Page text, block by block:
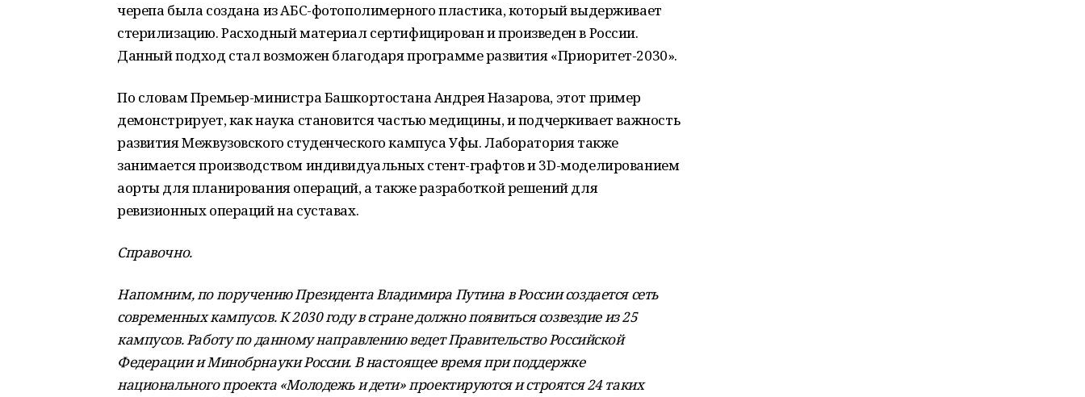
черепа была создана из АБС-фотополимерного пластика, который выдерживает
стерилизацию. Расходный материал сертифицирован и произведен в России.
Данный подход стал возможен благодаря программе развития «Приоритет-2030».
По словам Премьер-министра Башкортостана Андрея Назарова, этот пример
демонстрирует, как наука становится частью медицины, и подчеркивает важность
развития Межвузовского студенческого кампуса Уфы. Лаборатория также
занимается производством индивидуальных стент-графтов и 3D-моделированием
аорты для планирования операций, а также разработкой решений для
ревизионных операций на суставах.
Справочно.
Напомним, по поручению Президента Владимира Путина в России создается сеть
современных кампусов. К 2030 году в стране должно появиться созвездие из 25
кампусов. Работу по данному направлению ведет Правительство Российской
Федерации и Минобрнауки России. В настоящее время при поддержке
национального проекта «Молодежь и дети» проектируются и строятся 24 таких